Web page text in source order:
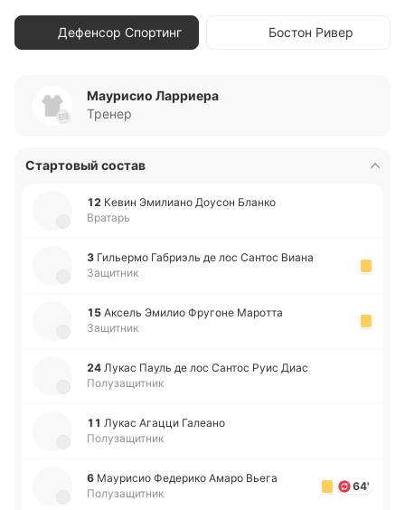
Дефенсор Спортинг Бостон Ривер
Маурисио Ларриера
Тренер
Стартовый состав
12 Кевин Эми­лиа­но Доусон Бланко
Вратарь
3 Ги­лье­рмо Га­бриэль де лос Сантос Виана
Защитник
15 Аксель Эмилио Фру­го­не Ма­ро­тта
Защитник
24 Лукас Пауль де лос Сантос Руис Диас
Полузащитник
11 Лукас Агацци Га­леа­но
Полузащитник
6 Мау­ри­сио Фе­де­ри­ко Амаро Вьега
Полузащитник
64'